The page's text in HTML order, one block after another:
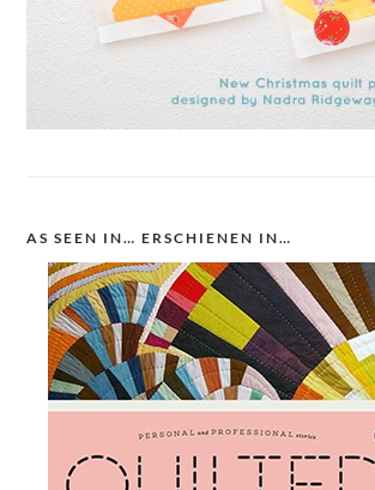
AS SEEN IN… ERSCHIENEN IN…